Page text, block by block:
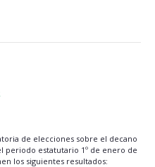
de elecciones sobre el decano
periodo estatutario 1º de enero de
los siguientes resultados: